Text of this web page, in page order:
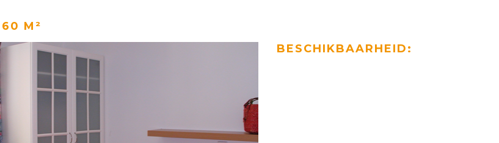
M²
BESCHIKBAARHEID: